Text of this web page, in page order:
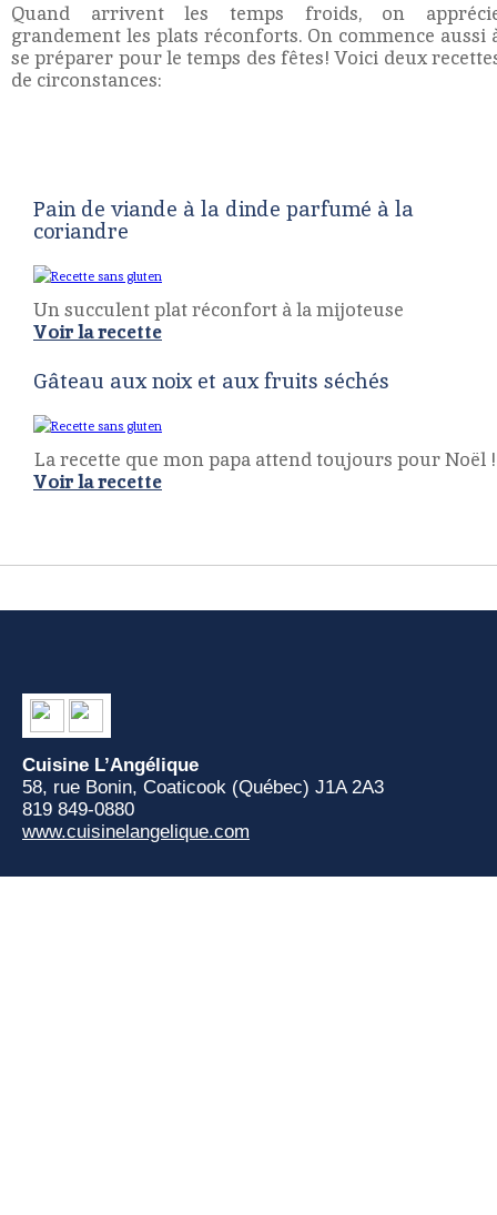
Quand arrivent les temps froids, on
grandement les plats réconforts. On commence aussi
se préparer pour le temps des fêtes! Voici deux
de circonstances:
Pain de viande à la dinde parfumé à la
coriandre
Un succulent plat réconfort à la mijoteuse
Voir la recette
Gâteau aux noix et aux fruits séchés
La recette que mon papa attend toujours pour Noël !
Voir la recette
Cuisine L’Angélique
58, rue Bonin, Coaticook (Québec) J1A 2A3
819 849-0880
www.cuisinelangelique.com